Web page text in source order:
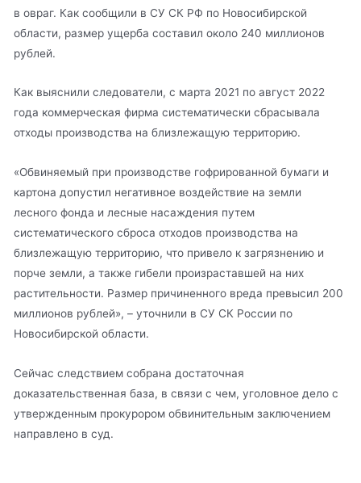
в овраг. Как сообщили в СУ СК РФ по Новосибирской
области, размер ущерба составил около 240 миллионов
рублей.
Как выяснили следователи, с марта 2021 по август 2022
года коммерческая фирма систематически сбрасывала
отходы производства на близлежащую территорию.
«Обвиняемый при производстве гофрированной бумаги и
картона допустил негативное воздействие на земли
лесного фонда и лесные насаждения путем
систематического сброса отходов производства на
близлежащую территорию, что привело к загрязнению и
порче земли, а также гибели произраставшей на них
растительности. Размер причиненного вреда превысил 200
миллионов рублей», – уточнили в СУ СК России по
Новосибирской области.
Сейчас следствием собрана достаточная
доказательственная база, в связи с чем, уголовное дело с
утвержденным прокурором обвинительным заключением
направлено в суд.